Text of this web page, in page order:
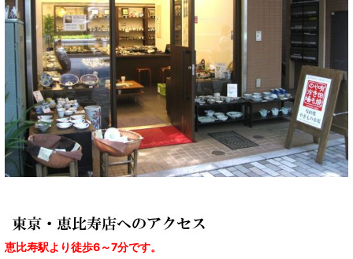
恵比寿駅より徒歩6～7分です。